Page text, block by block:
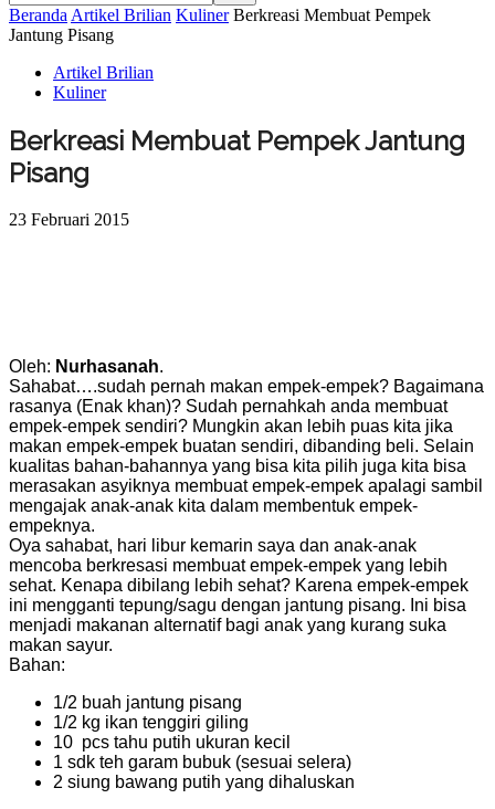
Beranda Artikel Brilian Kuliner Berkreasi Membuat Pempek
Jantung Pisang
Artikel Brilian
Kuliner
Berkreasi Membuat Pempek Jantung
Pisang
23 Februari 2015
Oleh: Nurhasanah.
Sahabat….sudah pernah makan empek-empek? Bagaimana
rasanya (Enak khan)? Sudah pernahkah anda membuat
empek-empek sendiri? Mungkin akan lebih puas kita jika
makan empek-empek buatan sendiri, dibanding beli. Selain
kualitas bahan-bahannya yang bisa kita pilih juga kita bisa
merasakan asyiknya membuat empek-empek apalagi sambil
mengajak anak-anak kita dalam membentuk empek-
empeknya.
Oya sahabat, hari libur kemarin saya dan anak-anak
mencoba berkresasi membuat empek-empek yang lebih
sehat. Kenapa dibilang lebih sehat? Karena empek-empek
ini mengganti tepung/sagu dengan jantung pisang. Ini bisa
menjadi makanan alternatif bagi anak yang kurang suka
makan sayur.
Bahan:
1/2 buah jantung pisang
1/2 kg ikan tenggiri giling
10 pcs tahu putih ukuran kecil
1 sdk teh garam bubuk (sesuai selera)
2 siung bawang putih yang dihaluskan